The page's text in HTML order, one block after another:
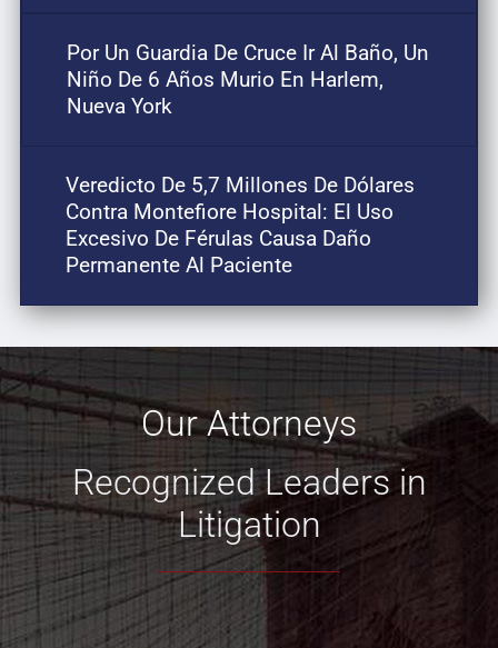
Por Un Guardia De Cruce Ir Al Baño, Un
Niño De 6 Años Murio En Harlem,
Nueva York
Veredicto De 5,7 Millones De Dólares
Contra Montefiore Hospital: El Uso
Excesivo De Férulas Causa Daño
Permanente Al Paciente
Our Attorneys
Recognized Leaders in
Litigation